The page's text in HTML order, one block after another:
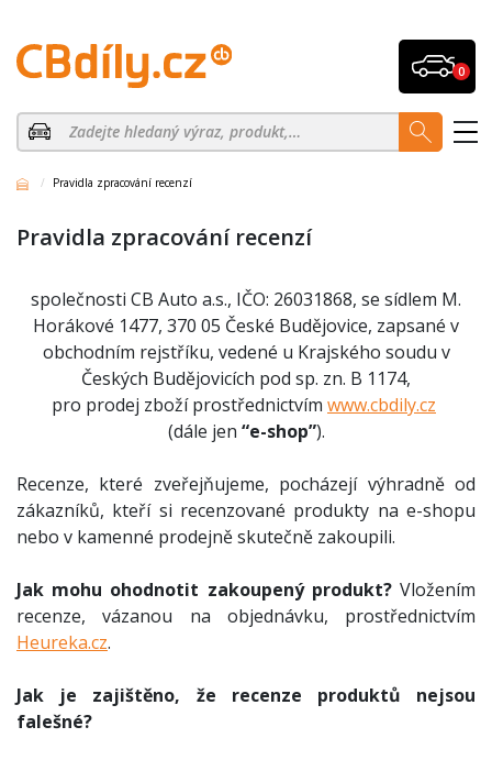
0
Pravidla zpracování recenzí
Pravidla zpracování recenzí
společnosti CB Auto a.s., IČO: 26031868, se sídlem M.
Horákové 1477, 370 05 České Budějovice, zapsané v
obchodním rejstříku, vedené u Krajského soudu v
Českých Budějovicích pod sp. zn. B 1174,
pro prodej zboží prostřednictvím www.cbdily.cz
(dále jen “e-shop”).
Recenze, které zveřejňujeme, pocházejí výhradně od
zákazníků, kteří si recenzované produkty na e-shopu
nebo v kamenné prodejně skutečně zakoupili.
Jak mohu ohodnotit zakoupený produkt?Vložením
recenze, vázanou na objednávku, prostřednictvím
Heureka.cz.
Jak je zajištěno, že recenze produktů nejsou
falešné?